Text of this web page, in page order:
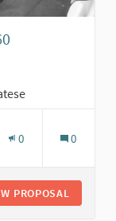
0 0
PROPOSAL